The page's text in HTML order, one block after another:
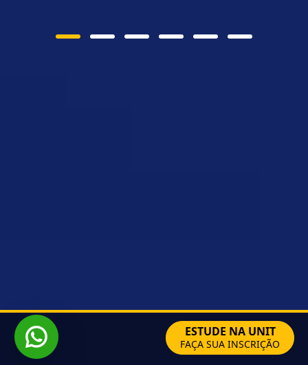
ESTUDE NA UNIT
FAÇA SUA INSCRIÇÃO